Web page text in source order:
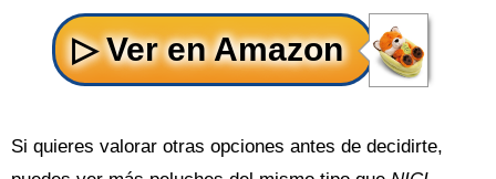
Si quieres valorar otras opciones antes de decidirte,